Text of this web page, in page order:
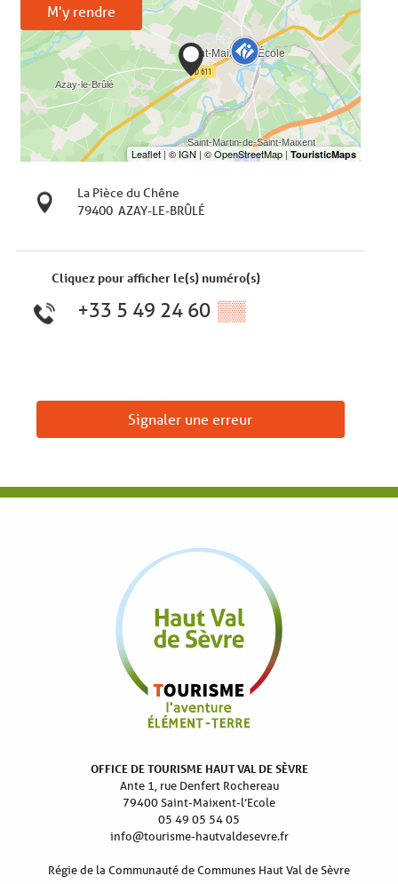
M'y rendre
La Pièce du Chêne
79400 AZAY-LE-BRÛLÉ
Cliquez pour afficher le(s) numéro(s)
+33 5 49 24 60 ▒▒
Signaler une erreur
OFFICE DE TOURISME HAUT VAL DE SÈVRE
Ante 1, rue Denfert Rochereau
79400 Saint-Maixent-l’Ecole
05 49 05 54 05
info@tourisme-hautvaldesevre.fr
Régie de la Communauté de Communes Haut Val de Sèvre